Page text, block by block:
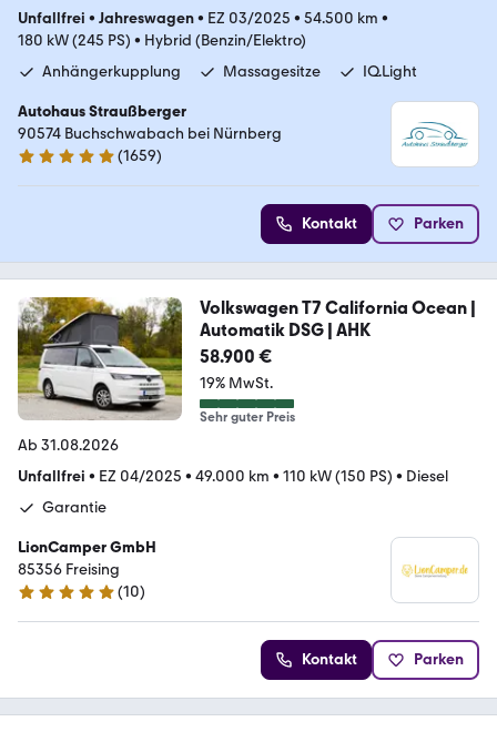
Unfallfrei • Jahreswagen• EZ 03/2025 • 54.500 km •
180 kW (245 PS) • Hybrid (Benzin/Elektro)
Anhängerkupplung
Massagesitze IQ.Light
Autohaus Straußberger
90574 Buchschwabach bei Nürnberg
4.9 Sterne
(1659)
Kontakt Parken
Volkswagen T7 California Ocean |
Automatik DSG | AHK
58.900 €
19% MwSt.
Sehr guter Preis
Ab 31.08.2026
Unfallfrei • EZ 04/2025 • 49.000 km • 110 kW (150 PS) • Diesel
Garantie
LionCamper GmbH
85356 Freising
4.9 Sterne
(10)
Kontakt Parken